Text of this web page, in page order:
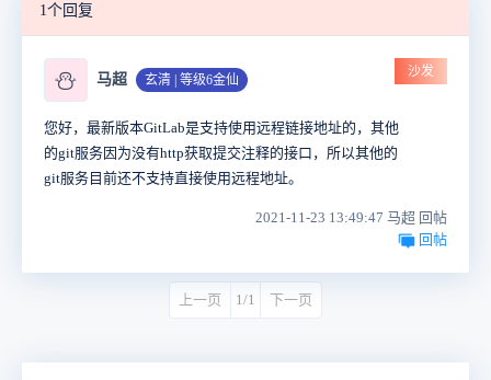
1个回复
⛄ 马超 玄清 | 等级6金仙
沙发
您好，最新版本GitLab是支持使用远程链接地址的，其他
的git服务因为没有http获取提交注释的接口，所以其他的
git服务目前还不支持直接使用远程地址。
2021-11-23 13:49:47 马超 回帖
回帖
上一页 1/1 下一页